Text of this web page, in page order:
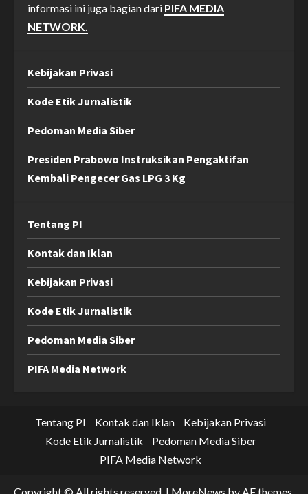
informasi ini juga bagian dari PIFA MEDIA
NETWORK.
Kebijakan Privasi
Kode Etik Jurnalistik
Pedoman Media Siber
Presiden Prabowo Instruksikan Pengaktifan
Kembali Pengecer Gas LPG 3 Kg
Tentang PI
Kontak dan Iklan
Kebijakan Privasi
Kode Etik Jurnalistik
Pedoman Media Siber
PIFA Media Network
Tentang PI Kontak dan Iklan
Kebijakan Privasi
Kode Etik Jurnalistik
Pedoman Media Siber
PIFA Media Network